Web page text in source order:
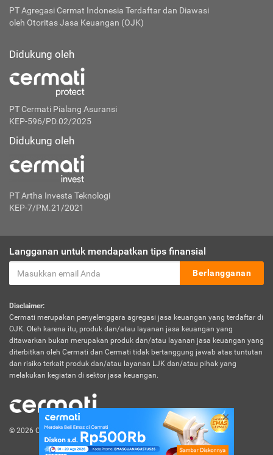
PT Agregasi Cermat Indonesia Terdaftar dan Diawasi
oleh Otoritas Jasa Keuangan (OJK)
Didukung oleh
PT Cermati Pialang Asuransi
KEP-596/PD.02/2025
Didukung oleh
PT Artha Investa Teknologi
KEP-7/PM.21/2021
Langganan untuk mendapatkan tips finansial
Berlangganan
Disclaimer:
Cermati merupakan penyelenggara agregasi jasa keuangan yang terdaftar di
OJK. Oleh karena itu, produk dan/atau layanan jasa keuangan yang
ditawarkan bukan merupakan produk dan/atau layanan jasa keuangan yang
diterbitkan oleh Cermati dan Cermati tidak bertanggung jawab atas tuntutan
dan risiko terkait produk dan/atau layanan LJK dan/atau pihak yang
melakukan kegiatan di sektor jasa keuangan.
© 2026 Cermati. All Rights Reserved.